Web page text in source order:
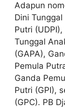
Adapun
Dini
Putri
Tunggal
(GAPA),
Pemula
Ganda
Putri (GPI),
(GPC). PB